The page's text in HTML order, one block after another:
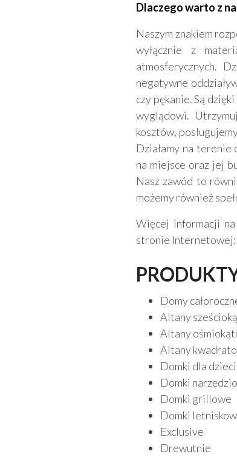
Dlaczego warto z
Naszym znakiem
wyłącznie z
atmosferycznych.
negatywne
czy pękanie. Są
wyglądowi.
kosztów,
Działamy na terenie
na miejsce oraz jej
Nasz zawód to
możemy również
Więcej informacji
stronie Internetowej:
Domy
Altany
Altany
Altany
Domki dla dzieci
Domki
Domki grillowe
Domki
Exclusive
Drewutnie